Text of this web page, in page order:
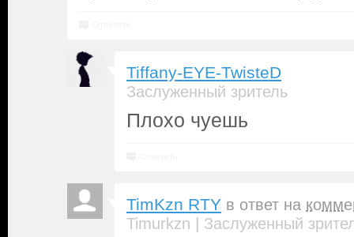
Tiffany-EYE-TwisteD
Заслуженный зритель
Плохо чуешь
TimKzn RTY в ответ на
Timurkzn | Заслуженный